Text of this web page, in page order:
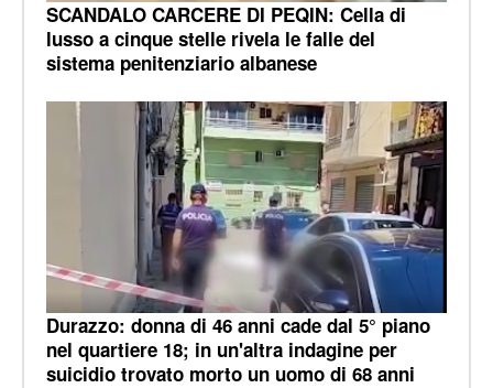
SCANDALO CARCERE DI PEQIN: Cella di
lusso a cinque stelle rivela le falle del
sistema penitenziario albanese
Durazzo: donna di 46 anni cade dal 5° piano
nel quartiere 18; in un'altra indagine per
suicidio trovato morto un uomo di 68 anni